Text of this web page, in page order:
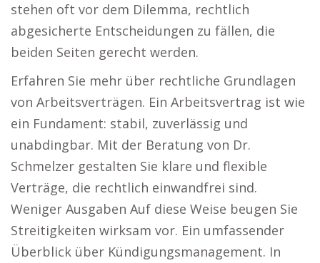
stehen oft vor dem Dilemma, rechtlich
abgesicherte Entscheidungen zu fällen, die
beiden Seiten gerecht werden.
Erfahren Sie mehr über rechtliche Grundlagen
von Arbeitsverträgen. Ein Arbeitsvertrag ist wie
ein Fundament: stabil, zuverlässig und
unabdingbar. Mit der Beratung von Dr.
Schmelzer gestalten Sie klare und flexible
Verträge, die rechtlich einwandfrei sind.
Weniger Ausgaben Auf diese Weise beugen Sie
Streitigkeiten wirksam vor. Ein umfassender
Überblick über Kündigungsmanagement. In